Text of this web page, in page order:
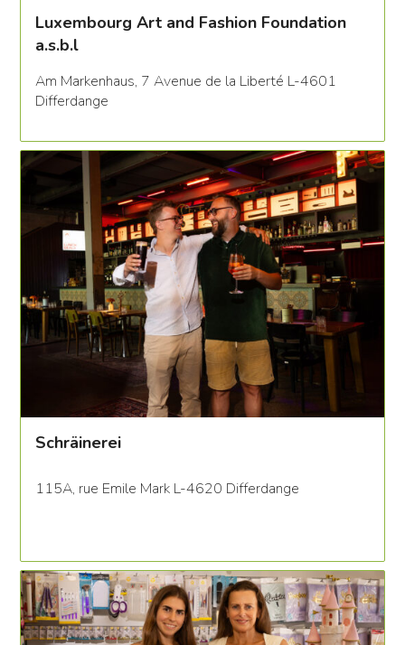
Luxembourg Art and Fashion Foundation
a.s.b.l
Am Markenhaus, 7 Avenue de la Liberté L-4601
Differdange
Schräinerei
115A, rue Emile Mark L-4620 Differdange